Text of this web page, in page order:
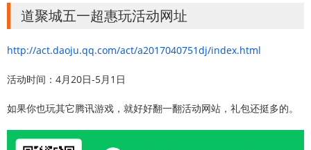
道聚城五一超惠玩活动网址
http://act.daoju.qq.com/act/a2017040751dj/index.html
活动时间：4月20日-5月1日
如果你也玩其它腾讯游戏，就好好翻一翻活动网站，礼包还挺多的。